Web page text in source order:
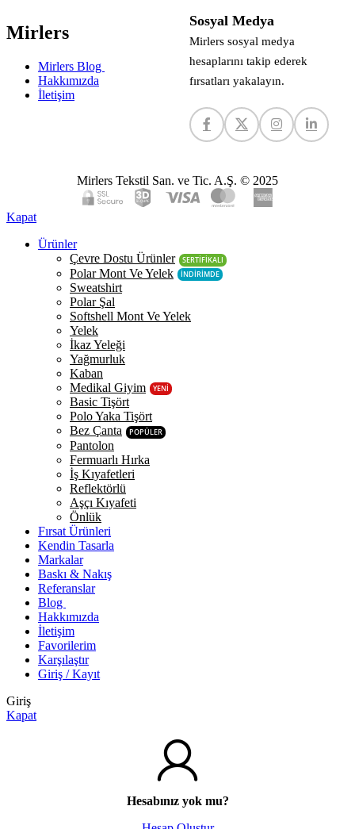
Mirlers
Mirlers Blog
Hakkımızda
İletişim
Sosyal Medya
Mirlers sosyal medya
hesaplarını takip ederek
fırsatları yakalayın.
Mirlers Tekstil San. ve Tic. A.Ş. © 2025
Kapat
Ürünler
Çevre Dostu Ürünler
SERTİFİKALI
Polar Mont Ve Yelek İNDİRİMDE
Sweatshirt
Polar Şal
Softshell Mont Ve Yelek
Yelek
İkaz Yeleği
Yağmurluk
Kaban
Medikal Giyim
YENİ
Basic Tişört
Polo Yaka Tişört
Bez Çanta
POPÜLER
Pantolon
Fermuarlı Hırka
İş Kıyafetleri
Reflektörlü
Aşçı Kıyafeti
Önlük
Fırsat Ürünleri
Kendin Tasarla
Markalar
Baskı & Nakış
Referanslar
Blog
Hakkımızda
İletişim
Favorilerim
Karşılaştır
Giriş / Kayıt
Giriş
Kapat
Hesabınız yok mu?